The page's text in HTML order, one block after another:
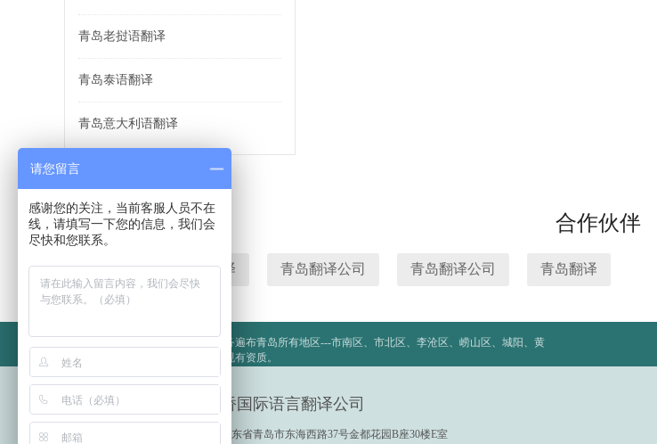
青岛老挝语翻译
青岛泰语翻译
青岛意大利语翻译
合作伙伴
青岛翻译 有道翻译 青岛翻译公司 青岛翻译公司 青岛翻译
环宇桥国际语言翻译公司：翻译业务遍布青岛所有地区---市南区、市北区、李沧区、崂山区、城阳、黄
岛、即墨、莱西、胶州、平度。正规有资质。
环宇桥国际语言翻译公司
地址：山东省青岛市东海西路37号金都花园B座30楼E室
请您留言
感谢您的关注，当前客服人员不在
线，请填写一下您的信息，我们会
尽快和您联系。